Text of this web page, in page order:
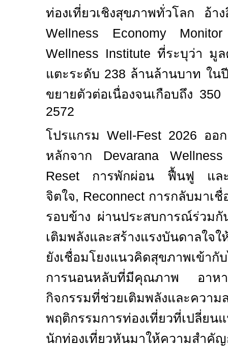
ท่องเที่ยวเชิงสุขภาพทั่วโลก อ้า
Wellness Economy
Wellness Institute ที่ระบุว่า มู
แตะระดับ 238 ล้านล้านบาท ใน
ขยายตัวต่อเนื่องจนเกือบถึง 350
2572
โปรแกรม Well-Fest 2026 ออ
หลักจาก Devarana
Reset การพักผ่อน ฟื้นฟู และ
จิตใจ, Reconnect การกลับมาเ
รอบข้าง ผ่านประสบการณ์ร่วม
เติมพลังและสร้างแรงบันดาลใจ
ยังเชื่อมโยงแนวคิดสุขภาพเข้า
การนอนหลับที่มีคุณภาพ อาห
กิจกรรมที่ช่วยเติมพลังแล
พฤติกรรมการท่องเที่ยวที่เปลี่ยน
นักท่องเที่ยวหันมาให้ความสำคั